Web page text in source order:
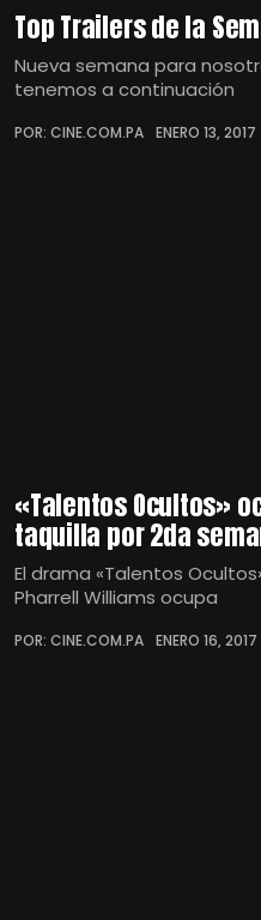
Top Trailers de la
Nueva semana para
tenemos a continuación
POR: CINE.COM.PA ENERO 13, 2017
«Talentos Ocultos»
taquilla por 2da
El drama «Talentos
Pharrell Williams ocupa
POR: CINE.COM.PA ENERO 16, 2017